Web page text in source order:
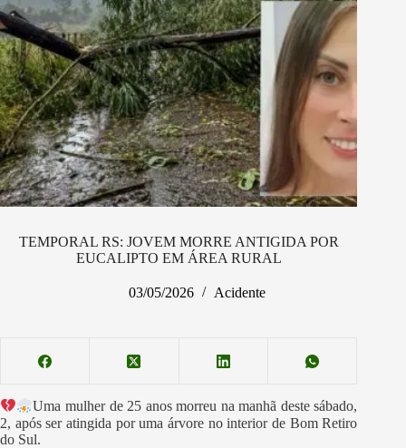
TEMPORAL RS: JOVEM MORRE ANTIGIDA POR
EUCALIPTO EM ÁREA RURAL
03/05/2026 Acidente
Uma mulher de 25 anos morreu na manhã deste sábado,
2, após ser atingida por uma árvore no interior de Bom Retiro
do Sul.